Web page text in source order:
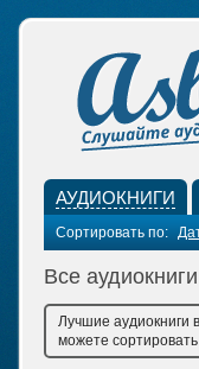
АУДИОКНИГИ
Сортировать по:
Все
Лучшие аудиокниги
можете